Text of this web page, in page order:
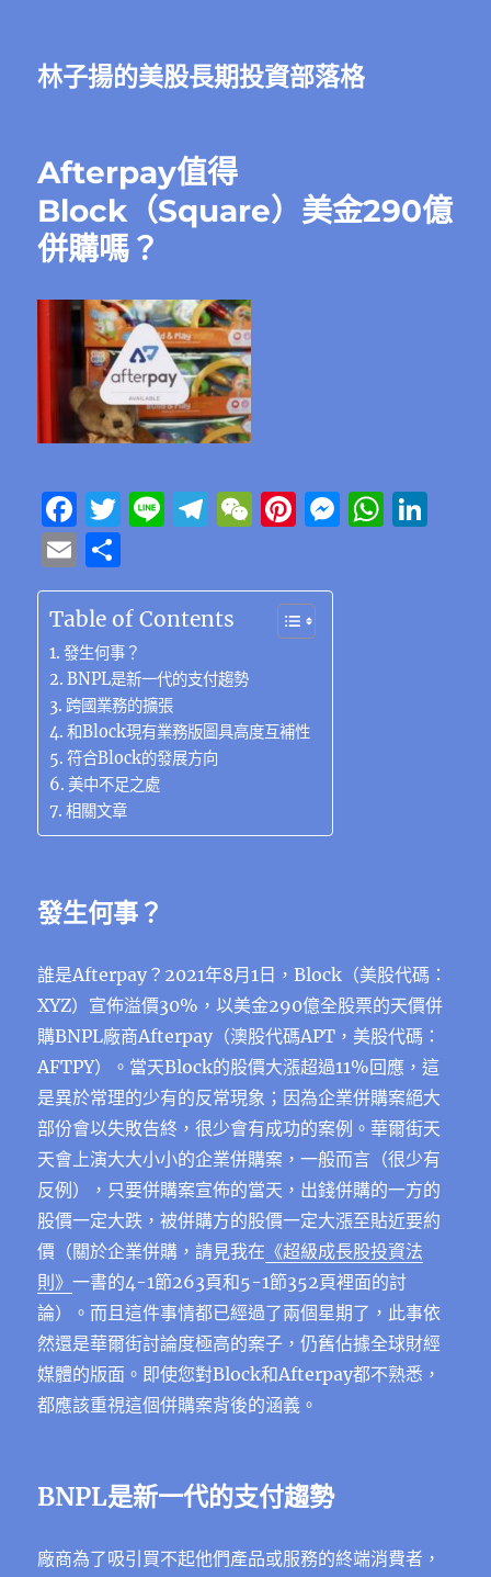
林子揚的美股長期投資部落格
Afterpay值得
Block（Square）美金290億
併購嗎？
F
a
c
e
b
o
o
k
T
it
te
r
Li
e
T
e
g
a
m
W
C
at
Pi
te
re
st
M W
E
m
ai
l
享
Table of Contents
發生何事？
BNPL是新一代的支付趨勢
跨國業務的擴張
和Block現有業務版圖具高度互補性
符合Block的發展方向
美中不足之處
相關文章
發生何事？
誰是Afterpay？2021年8月1日，Block（美股代碼：
XYZ）宣佈溢價30%，以美金290億全股票的天價併
購BNPL廠商Afterpay（澳股代碼APT，美股代碼：
AFTPY）。當天Block的股價大漲超過11%回應，這
是異於常理的少有的反常現象；因為企業併購案絕大
部份會以失敗告終，很少會有成功的案例。華爾街天
天會上演大大小小的企業併購案，一般而言（很少有
反例），只要併購案宣佈的當天，出錢併購的一方的
股價一定大跌，被併購方的股價一定大漲至貼近要約
價（關於企業併購，請見我在 《超級成長股投資法
則》一書的4-1節263頁和5-1節352頁裡面的討
論）。而且這件事情都已經過了兩個星期了，此事依
然還是華爾街討論度極高的案子，仍舊佔據全球財經
媒體的版面。即使您對Block和Afterpay都不熟悉，
都應該重視這個併購案背後的涵義。
BNPL是新一代的支付趨勢
廠商為了吸引買不起他們產品或服務的終端消費者，